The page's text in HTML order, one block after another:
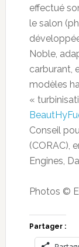
effectué
le salon
Noble,
carburant,
modèles
«
Conseil
(CORAC),
Engines,
Photos ©
Partager :